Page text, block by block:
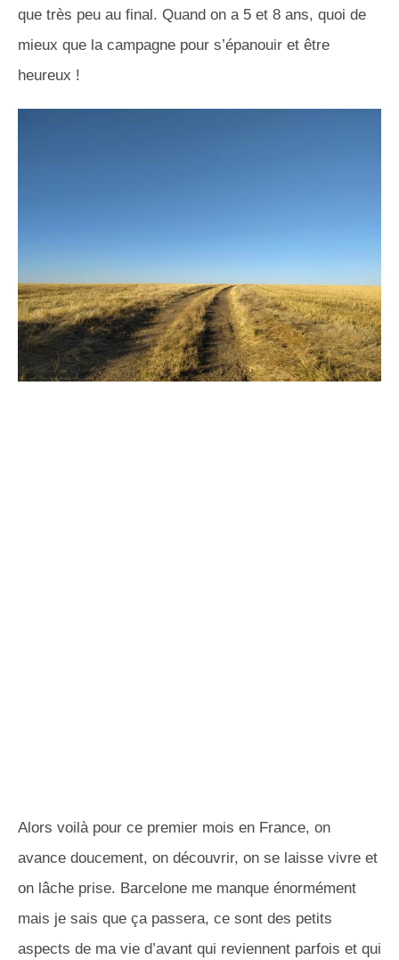
que très peu au final. Quand on a 5 et 8 ans, quoi de
mieux que la campagne pour s’épanouir et être
heureux !
Alors voilà pour ce premier mois en France, on
avance doucement, on découvrir, on se laisse vivre et
on lâche prise. Barcelone me manque énormément
mais je sais que ça passera, ce sont des petits
aspects de ma vie d’avant qui reviennent parfois et qui